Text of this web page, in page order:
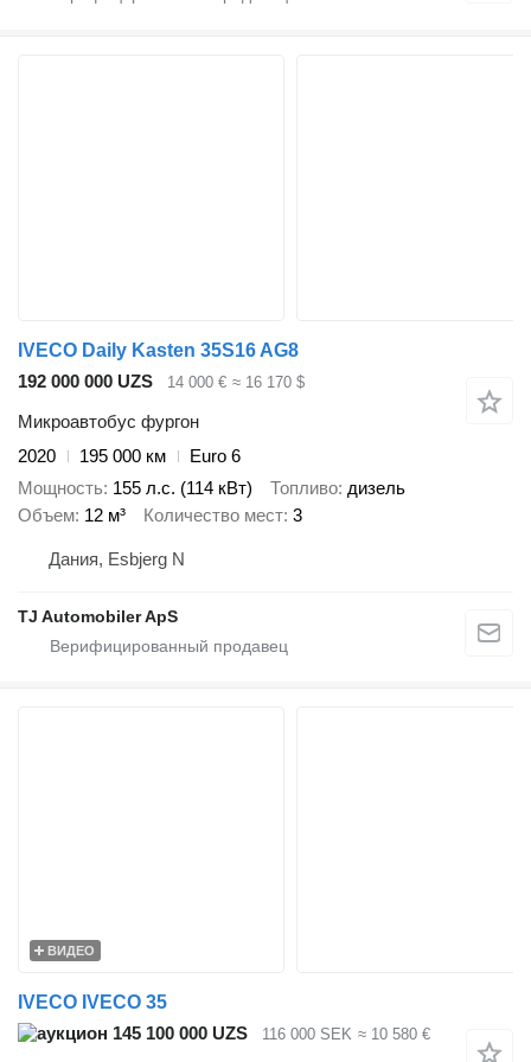
IVECO Daily Kasten 35S16 AG8
192 000 000 UZS
14 000 € ≈ 16 170 $
Микроавтобус фургон
2020
195 000 км
Euro 6
Мощность 155 л.с. (114 кВт) Топливо дизель
Объем 12 м³ Количество мест 3
Дания, Esbjerg N
TJ Automobiler ApS
ВИДЕО
IVECO IVECO 35
145 100 000 UZS
116 000 SEK ≈ 10 580 €